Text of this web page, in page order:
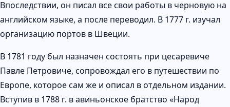
Впоследствии, он писал все свои работы в черновую на
английском языке, а после переводил. В 1777 г. изучал
организацию портов в Швеции.
В 1781 году был назначен состоять при цесаревиче
Павле Петровиче, сопровождал его в путешествии по
Европе, которое сам же и описал в отдельном издании.
Вступив в 1788 г. в авиньонское братство «Народ